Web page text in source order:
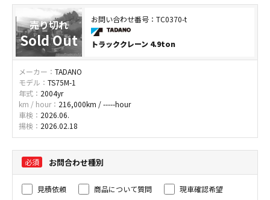
お問い合わせ番号：TC0370-t
トラッククレーン 4.9ton
メーカー： TADANO
モデル： TS75M-1
年式： 2004yr
km / hour： 216,000km / -----hour
車検： 2026.06.
揚検： 2026.02.18
お問合わせ種別
見積依頼 商品について質問
現車確認希望